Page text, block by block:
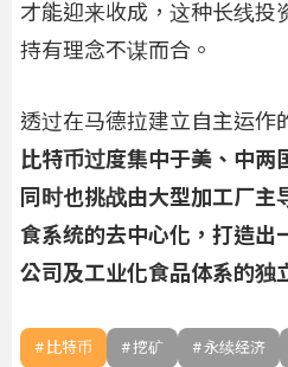
才能迎来收成，这种长线投
持有理念不谋而合。
透过在马德拉建立自主运作
比特币过度集中于美、中两
同时也挑战由大型加工厂主
食系统的去中心化，打造出
公司及工业化食品体系的独
比特币 挖矿 永续经济